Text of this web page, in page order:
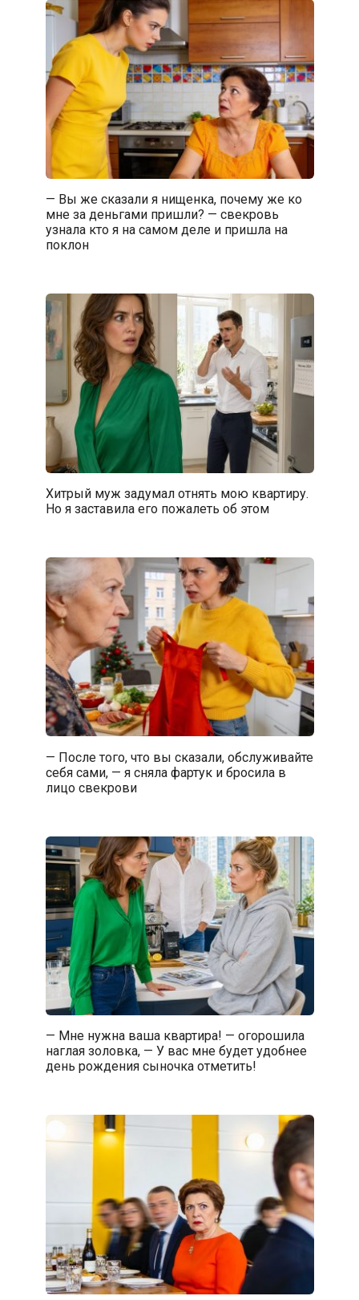
— Вы же сказали я нищенка, почему же ко
мне за деньгами пришли? — свекровь
узнала кто я на самом деле и пришла на
поклон
Хитрый муж задумал отнять мою квартиру.
Но я заставила его пожалеть об этом
— После того, что вы сказали, обслуживайте
себя сами, — я сняла фартук и бросила в
лицо свекрови
— Мне нужна ваша квартира! — огорошила
наглая золовка, — У вас мне будет удобнее
день рождения сыночка отметить!